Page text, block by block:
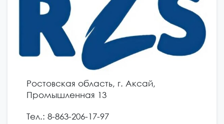
Ростовская область, г. Аксай,
Промышленная 13
Тел.: 8-863-206-17-97